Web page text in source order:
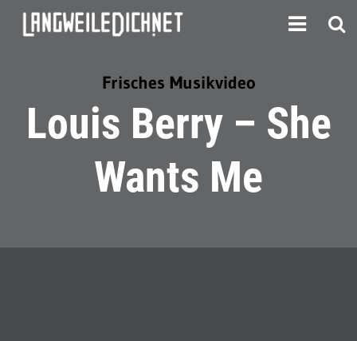
Frisches Musikvideo
Louis Berry – She
Wants Me